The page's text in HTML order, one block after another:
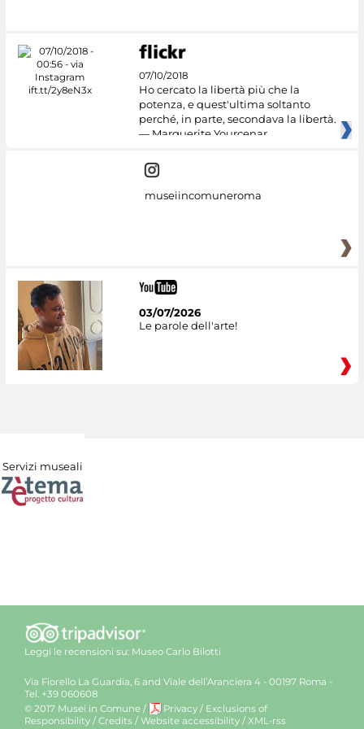
07/10/2018
Ho cercato la libertà più che la
potenza, e quest'ultima soltanto
perché, in parte, secondava la libertà.
— Marguerite Yourcenar
museiincomuneroma
03/07/2026
Le parole dell'arte!
Servizi museali
Leggi le recensioni su: Museo Carlo Bilotti
Via Fiorello La Guardia, 6 and Viale dell’Aranciera 4 - 00197 Roma -
Tel. +39 060608
© 2017 Musei in Comune / Privacy / Exclusions of
Responsibility / Credits / Website accessibility / XML-rss